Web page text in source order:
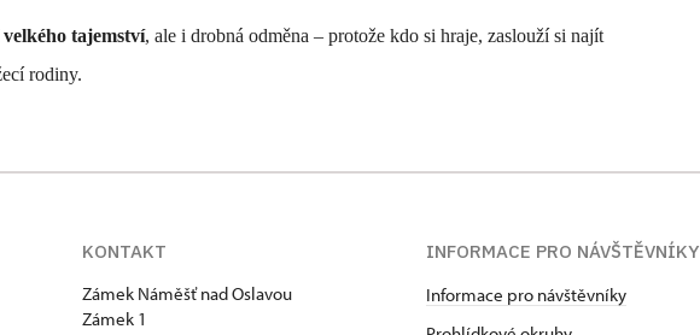
tajemství, ale i drobná odměna – protože kdo si hraje, zaslouží si najít
rodiny.
KONTAKT
Zámek Náměšť nad Oslavou
Zámek 1
INFORMACE PRO NÁVŠTĚVNÍKY
Informace pro návštěvníky